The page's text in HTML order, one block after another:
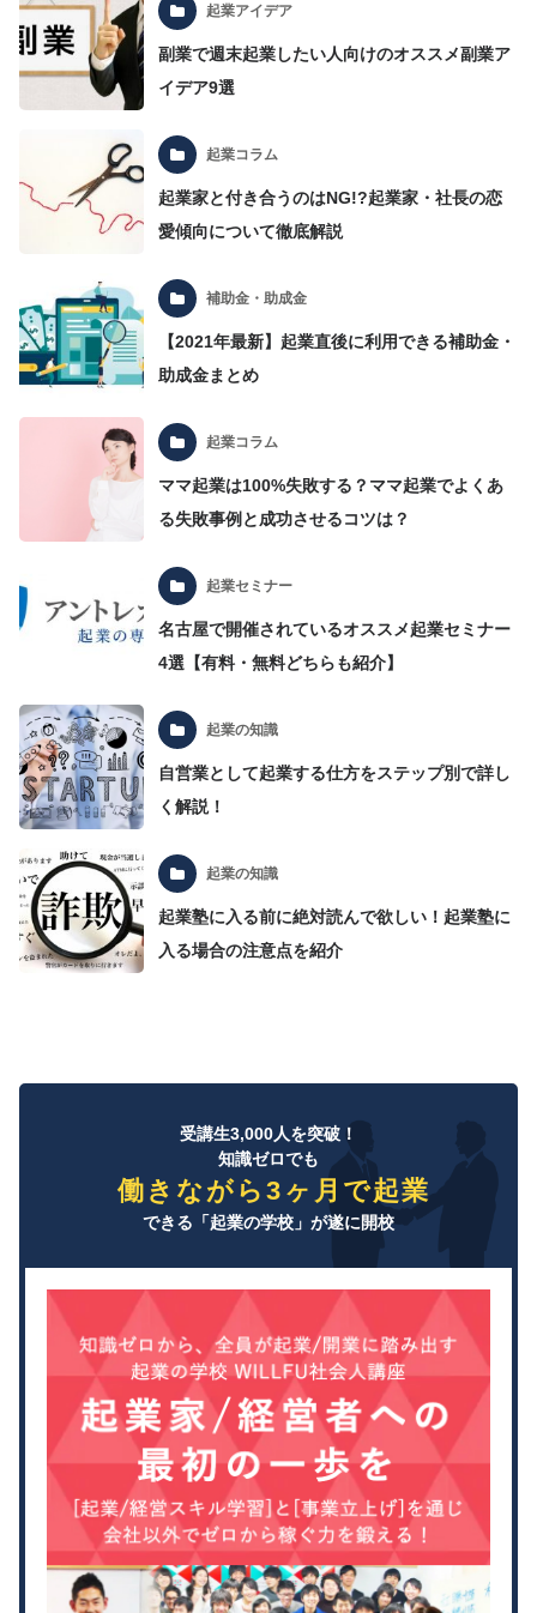
起業アイデア
副業で週末起業したい人向けのオススメ副業ア
イデア9選
起業コラム
起業家と付き合うのはNG!?起業家・社長の恋
愛傾向について徹底解説
補助金・助成金
【2021年最新】起業直後に利用できる補助金・
助成金まとめ
起業コラム
ママ起業は100%失敗する？ママ起業でよくあ
る失敗事例と成功させるコツは？
起業セミナー
名古屋で開催されているオススメ起業セミナー
4選【有料・無料どちらも紹介】
起業の知識
自営業として起業する仕方をステップ別で詳し
く解説！
起業の知識
起業塾に入る前に絶対読んで欲しい！起業塾に
入る場合の注意点を紹介
受講生3,000人を突破！
知識ゼロでも
働きながら3ヶ月で起業
できる「起業の学校」が遂に開校